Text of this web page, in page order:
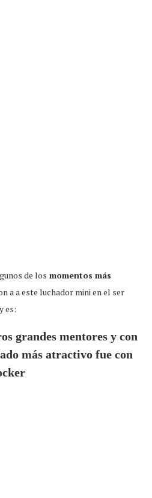
de los momentos más
a a este luchador mini en el ser
es:
grandes mentores y con
más atractivo fue con